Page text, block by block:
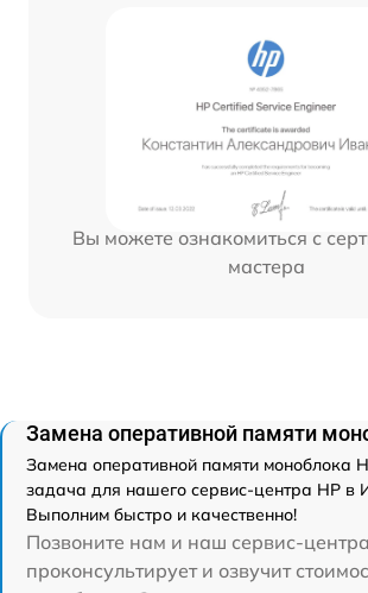
Вы можете ознакомиться с
мастера
Замена оперативной памяти
Замена оперативной памяти моноблока
задача для нашего сервис-центра HP в
Выполним быстро и качественно!
Позвоните нам и наш сервис-центра
проконсультирует и озвучит